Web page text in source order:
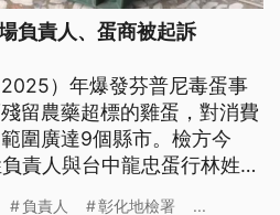
負責人、蛋商被起訴
）年爆發芬普尼毒蛋事
留農藥超標的雞蛋，對消費
圍廣達9個縣市。檢方今
責人與台中龍忠蛋行林姓蛋
負責人 彰化地檢署 ...